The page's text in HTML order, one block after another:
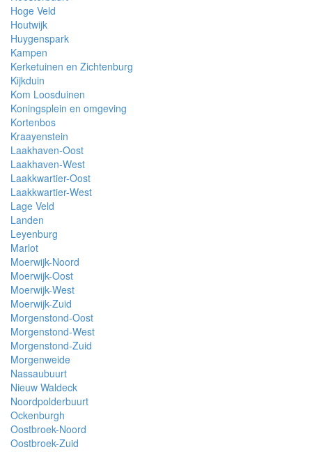
Hoge Veld
Houtwijk
Huygenspark
Kampen
Kerketuinen en Zichtenburg
Kijkduin
Kom Loosduinen
Koningsplein en omgeving
Kortenbos
Kraayenstein
Laakhaven-Oost
Laakhaven-West
Laakkwartier-Oost
Laakkwartier-West
Lage Veld
Landen
Leyenburg
Marlot
Moerwijk-Noord
Moerwijk-Oost
Moerwijk-West
Moerwijk-Zuid
Morgenstond-Oost
Morgenstond-West
Morgenstond-Zuid
Morgenweide
Nassaubuurt
Nieuw Waldeck
Noordpolderbuurt
Ockenburgh
Oostbroek-Noord
Oostbroek-Zuid